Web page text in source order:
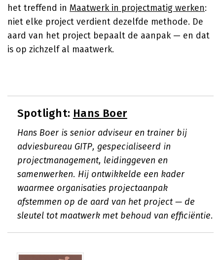
het treffend in Maatwerk in projectmatig werken:
niet elke project verdient dezelfde methode. De
aard van het project bepaalt de aanpak — en dat
is op zichzelf al maatwerk.
Spotlight: Hans Boer
Hans Boer is senior adviseur en trainer bij
adviesbureau GITP, gespecialiseerd in
projectmanagement, leidinggeven en
samenwerken. Hij ontwikkelde een kader
waarmee organisaties projectaanpak
afstemmen op de aard van het project — de
sleutel tot maatwerk met behoud van efficiëntie.